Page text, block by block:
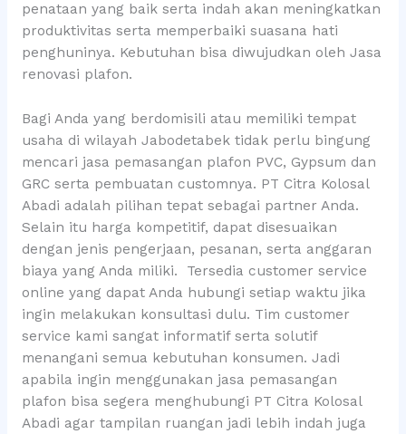
penataan yang baik serta indah akan meningkatkan
produktivitas serta memperbaiki suasana hati
penghuninya. Kebutuhan bisa diwujudkan oleh Jasa
renovasi plafon.
Bagi Anda yang berdomisili atau memiliki tempat
usaha di wilayah Jabodetabek tidak perlu bingung
mencari jasa pemasangan plafon PVC, Gypsum dan
GRC serta pembuatan customnya. PT Citra Kolosal
Abadi adalah pilihan tepat sebagai partner Anda.
Selain itu harga kompetitif, dapat disesuaikan
dengan jenis pengerjaan, pesanan, serta anggaran
biaya yang Anda miliki. Tersedia customer service
online yang dapat Anda hubungi setiap waktu jika
ingin melakukan konsultasi dulu. Tim customer
service kami sangat informatif serta solutif
menangani semua kebutuhan konsumen. Jadi
apabila ingin menggunakan jasa pemasangan
plafon bisa segera menghubungi PT Citra Kolosal
Abadi agar tampilan ruangan jadi lebih indah juga